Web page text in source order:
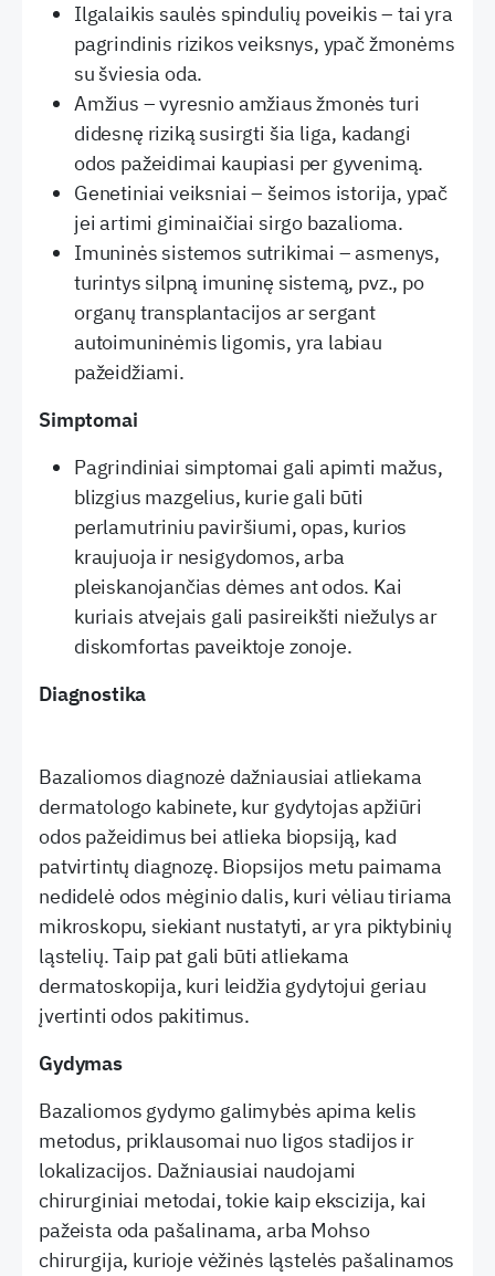
Ilgalaikis saulės spindulių poveikis – tai yra
pagrindinis rizikos veiksnys, ypač žmonėms
su šviesia oda.
Amžius – vyresnio amžiaus žmonės turi
didesnę riziką susirgti šia liga, kadangi
odos pažeidimai kaupiasi per gyvenimą.
Genetiniai veiksniai – šeimos istorija, ypač
jei artimi giminaičiai sirgo bazalioma.
Imuninės sistemos sutrikimai – asmenys,
turintys silpną imuninę sistemą, pvz., po
organų transplantacijos ar sergant
autoimuninėmis ligomis, yra labiau
pažeidžiami.
Simptomai
Pagrindiniai simptomai gali apimti mažus,
blizgius mazgelius, kurie gali būti
perlamutriniu paviršiumi, opas, kurios
kraujuoja ir nesigydomos, arba
pleiskanojančias dėmes ant odos. Kai
kuriais atvejais gali pasireikšti niežulys ar
diskomfortas paveiktoje zonoje.
Diagnostika
Bazaliomos diagnozė dažniausiai atliekama
dermatologo kabinete, kur gydytojas apžiūri
odos pažeidimus bei atlieka biopsiją, kad
patvirtintų diagnozę. Biopsijos metu paimama
nedidelė odos mėginio dalis, kuri vėliau tiriama
mikroskopu, siekiant nustatyti, ar yra piktybinių
ląstelių. Taip pat gali būti atliekama
dermatoskopija, kuri leidžia gydytojui geriau
įvertinti odos pakitimus.
Gydymas
Bazaliomos gydymo galimybės apima kelis
metodus, priklausomai nuo ligos stadijos ir
lokalizacijos. Dažniausiai naudojami
chirurginiai metodai, tokie kaip ekscizija, kai
pažeista oda pašalinama, arba Mohso
chirurgija, kurioje vėžinės ląstelės pašalinamos